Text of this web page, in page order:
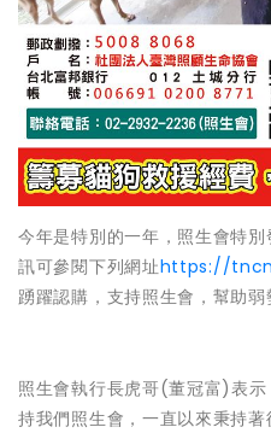
今年是特別的一年，照生會特
訊可參閱下列網址https://
踴躍認購，支持照生會，幫助弱
照生會執行長虎哥(董冠富)表
持我們照生會，一直以來秉持